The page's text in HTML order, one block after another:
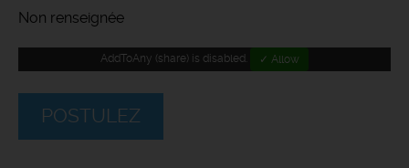
Non renseignée
AddToAny (share) is disabled. ✓ Allow
POSTULEZ